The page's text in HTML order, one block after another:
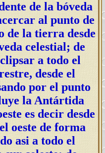
de la bóveda
al punto de
de la tierra desde
celestial; de
a todo el
desde el
por el punto
la Antártida
es decir desde
oeste de forma
asi a todo el